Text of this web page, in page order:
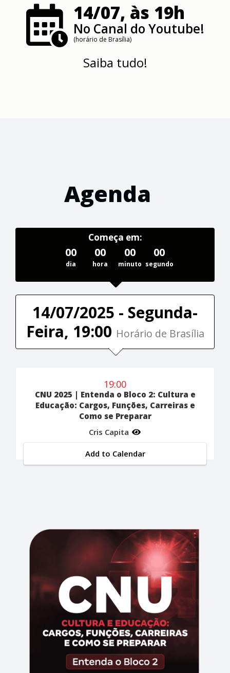
14/07, às 19h
No Canal do Youtube!
(horário de Brasília)
Saiba tudo!
Agenda
Começa em:
00
dia
00
hora
00
minuto
00
segundo
14/07/2025 - Segunda-
Feira, 19:00 Horário de Brasília
19:00
CNU 2025 | Entenda o Bloco 2: Cultura e
Educação: Cargos, Funções, Carreiras e
Como se Preparar
Cris Capita
Add to Calendar